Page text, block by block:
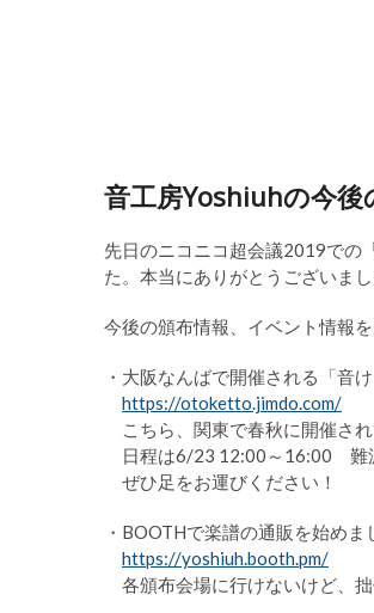
音工房Yoshiuhの今後
先日のニコニコ超会議2019での
た。本当にありがとうございまし
今後の頒布情報、イベント情報
・大阪なんばで開催される「音
https://otoketto.jimdo.com/
こちら、関東で春秋に開催さ
日程は6/23 12:00～16:00 難
ぜひ足をお運びください！
・BOOTHで楽譜の通販を始めま
https://yoshiuh.booth.pm/
各頒布会場に行けないけど、